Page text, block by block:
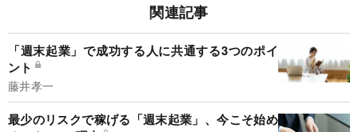
関連記事
「週末起業」で成功する人に共通する3つのポイ
ント
藤井孝一
最少のリスクで稼げる「週末起業」、今こそ始め